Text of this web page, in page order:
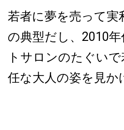
若者に夢を売って
の典型だし、2010
トサロンのたぐい
任な大人の姿を見か